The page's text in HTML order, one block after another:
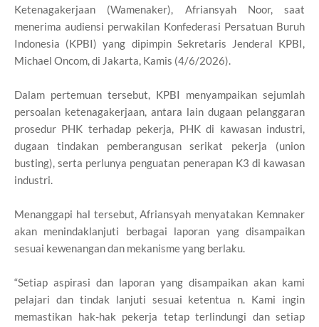
Ketenagakerjaan (Wamenaker), Afriansyah Noor, saat
menerima audiensi perwakilan Konfederasi Persatuan Buruh
Indonesia (KPBI) yang dipimpin Sekretaris Jenderal KPBI,
Michael Oncom, di Jakarta, Kamis (4/6/2026).
Dalam pertemuan tersebut, KPBI menyampaikan sejumlah
persoalan ketenagakerjaan, antara lain dugaan pelanggaran
prosedur PHK terhadap pekerja, PHK di kawasan industri,
dugaan tindakan pemberangusan serikat pekerja (union
busting), serta perlunya penguatan penerapan K3 di kawasan
industri.
Menanggapi hal tersebut, Afriansyah menyatakan Kemnaker
akan menindaklanjuti berbagai laporan yang disampaikan
sesuai kewenangan dan mekanisme yang berlaku.
“Setiap aspirasi dan laporan yang disampaikan akan kami
pelajari dan tindak lanjuti sesuai ketentua n. Kami ingin
memastikan hak-hak pekerja tetap terlindungi dan setiap